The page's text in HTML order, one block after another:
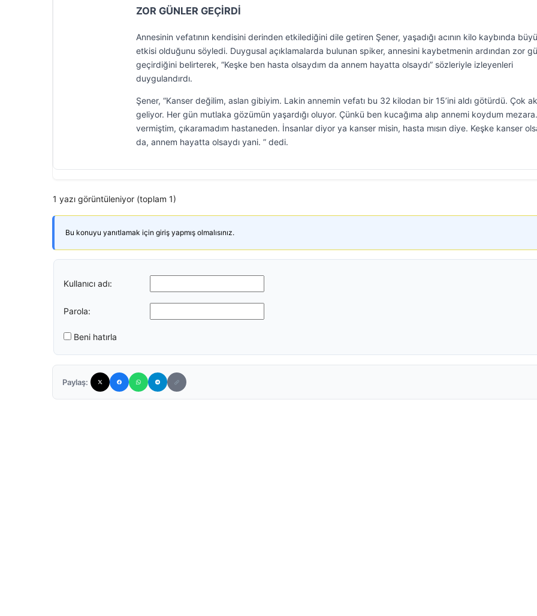
ZOR GÜNLER GEÇİRDİ
Annesinin vefatının kendisini derinden etkilediğini dile getiren Şener, yaşadığı acının kilo kaybında
etkisi olduğunu söyledi. Duygusal açıklamalarda bulunan spiker, annesini kaybetmenin ardından zor
geçirdiğini belirterek, “Keşke ben hasta olsaydım da annem hayatta olsaydı” sözleriyle izleyenleri
duygulandırdı.
Şener, “Kanser değilim, aslan gibiyim. Lakin annemin vefatı bu 32 kilodan bir 15’ini aldı götürdü. Çok
geliyor. Her gün mutlaka gözümün yaşardığı oluyor. Çünkü ben kucağıma alıp annemi koydum
vermiştim, çıkaramadım hastaneden. İnsanlar diyor ya kanser misin, hasta mısın diye. Keşke kanser
da, annem hayatta olsaydı yani. ” dedi.
1 yazı görüntüleniyor (toplam 1)
Bu konuyu yanıtlamak için giriş yapmış olmalısınız.
Kullanıcı adı:
Parola:
Beni hatırla
Paylaş: